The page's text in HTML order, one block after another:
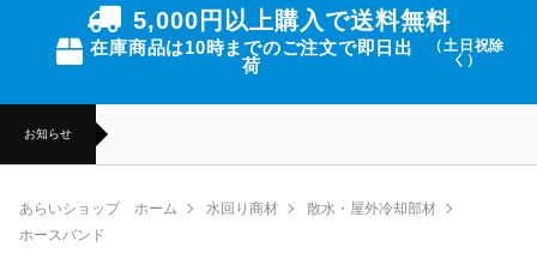
5,000円以上購入で送料無料
在庫商品は10時までのご注文で即日出
荷
（土日祝除
く）
お知らせ
あらいショップ ホーム 水回り商材
散水・屋外冷却部材
ホースバンド